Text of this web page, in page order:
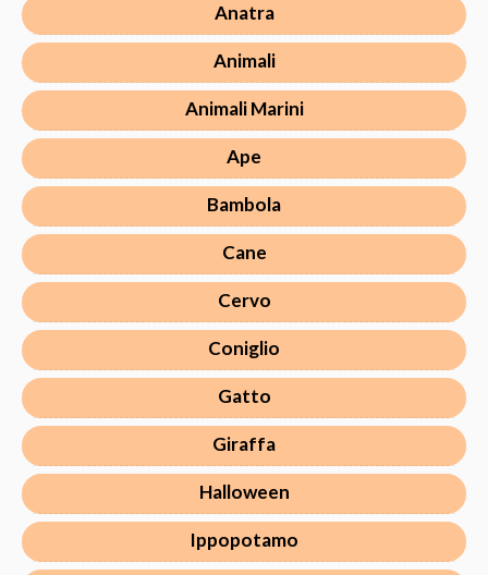
Anatra
Animali
Animali Marini
Ape
Bambola
Cane
Cervo
Coniglio
Gatto
Giraffa
Halloween
Ippopotamo